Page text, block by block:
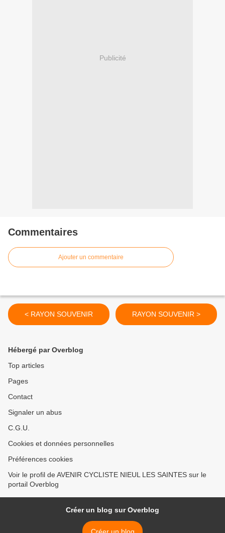
Publicité
Commentaires
Ajouter un commentaire
< RAYON SOUVENIR RAYON SOUVENIR >
Hébergé par Overblog
Top articles
Pages
Contact
Signaler un abus
C.G.U.
Cookies et données personnelles
Préférences cookies
Voir le profil de AVENIR CYCLISTE NIEUL LES SAINTES sur le
portail Overblog
Créer un blog sur Overblog